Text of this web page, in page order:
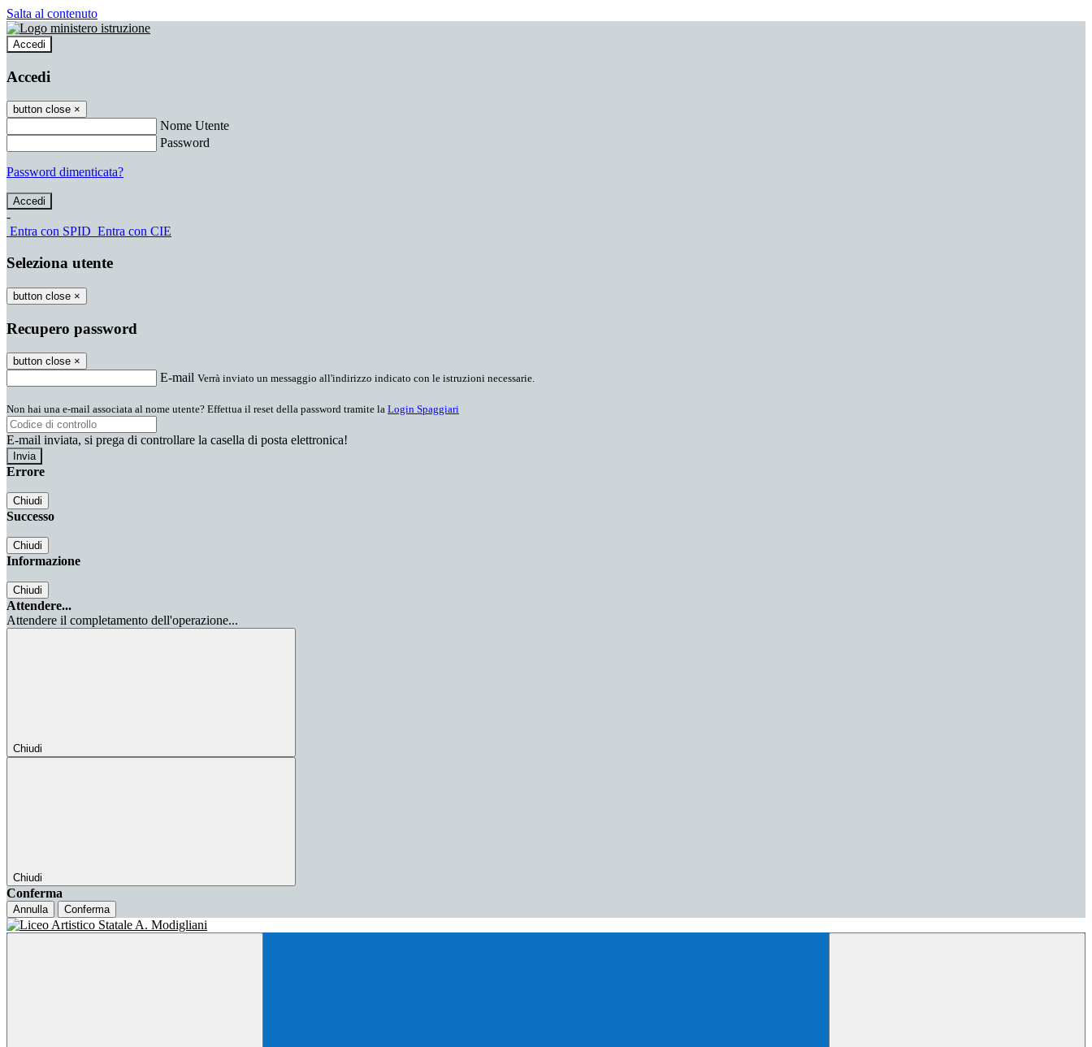
Salta al contenuto
Accedi
Accedi
button close ×
Nome Utente
Password
Password dimenticata?
-
Entra con SPID Entra con CIE
Seleziona utente
button close ×
Recupero password
button close ×
E-mail Verrà inviato un messaggio all'indirizzo indicato con le istruzioni necessarie.
Non hai una e-mail associata al nome utente? Effettua il reset della password tramite la Login Spaggiari
E-mail inviata, si prega di controllare la casella di posta elettronica!
Errore
Chiudi
Successo
Chiudi
Informazione
Chiudi
Attendere...
Attendere il completamento dell'operazione...
Chiudi
Chiudi
Conferma
Annulla Conferma